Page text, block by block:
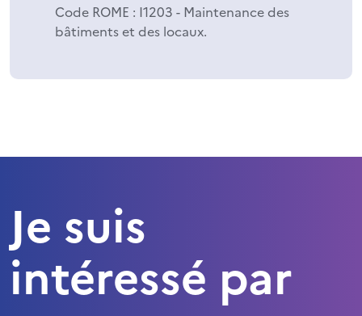
Code ROME : I1203 - Maintenance des
bâtiments et des locaux.
Je suis
intéressé par